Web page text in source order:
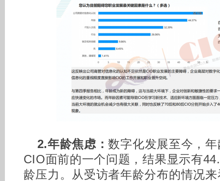
2.年龄焦虑：数字化发展至今，
CIO面前的一个问题，结果显示有
龄压力。从受访者年龄分布的情况